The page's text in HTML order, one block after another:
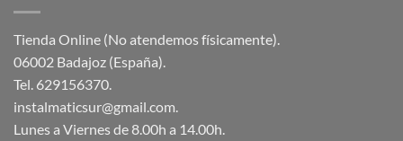
Tienda Online (No atendemos físicamente).
06002 Badajoz (España).
Tel. 629156370.
instalmaticsur@gmail.com.
Lunes a Viernes de 8.00h a 14.00h.